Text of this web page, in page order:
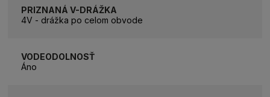
PRIZNANÁ V-DRÁŽKA
4V - drážka po celom obvode
VODEODOLNOSŤ
Áno